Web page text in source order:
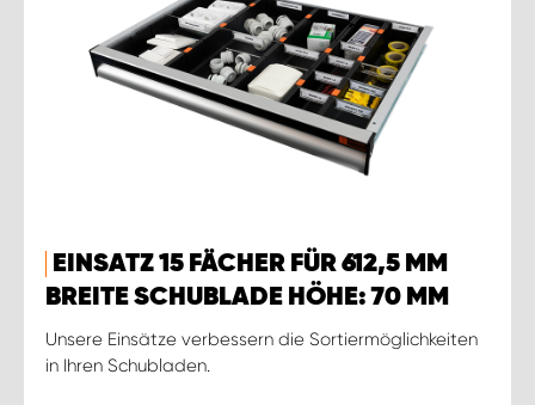
EINSATZ 15 FÄCHER FÜR 612,5 MM
BREITE SCHUBLADE HÖHE: 70 MM
Unsere Einsätze verbessern die Sortiermöglichkeiten
in Ihren Schubladen.